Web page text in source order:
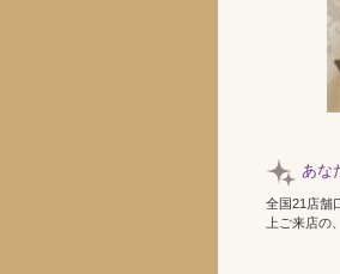
あな
全国21店舗
上ご来店の